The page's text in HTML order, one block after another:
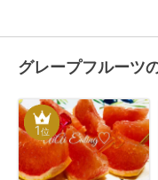
グレープフルーツ
1位